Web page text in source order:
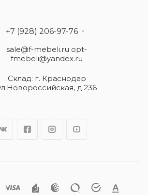
+7 (928) 206-97-76
sale@f-mebeli.ru opt-
fmebeli@yandex.ru
Склад: г. Краснодар
д.236